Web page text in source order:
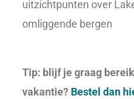
uitzichtpunten over
omliggende bergen
Tip: blijf je graag
vakantie? Bestel dan